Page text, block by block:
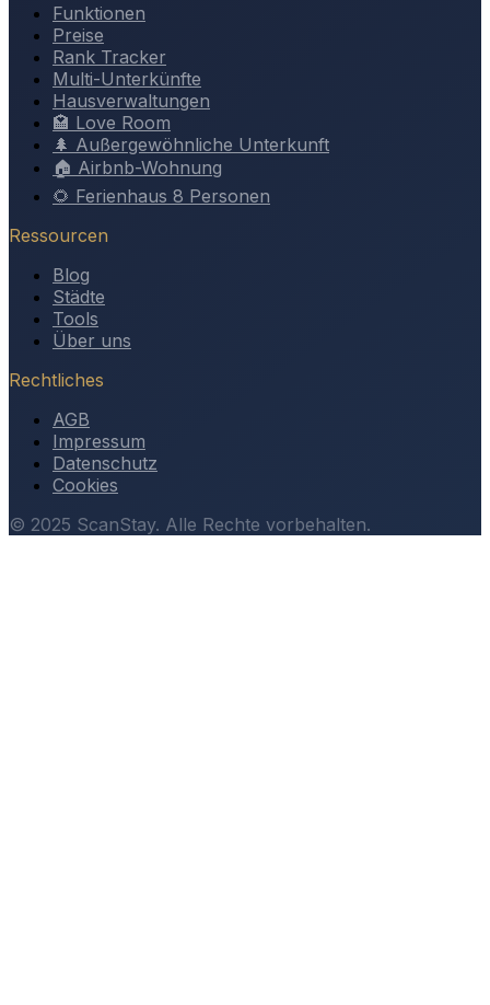
Funktionen
Preise
Rank Tracker
Multi-Unterkünfte
Hausverwaltungen
🏩 Love Room
🌲 Außergewöhnliche Unterkunft
🏠 Airbnb-Wohnung
🌻 Ferienhaus 8 Personen
Ressourcen
Blog
Städte
Tools
Über uns
Rechtliches
AGB
Impressum
Datenschutz
Cookies
© 2025 ScanStay. Alle Rechte vorbehalten.